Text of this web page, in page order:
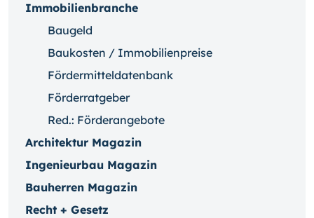
Immobilienbranche
Baugeld
Baukosten / Immobilienpreise
Fördermitteldatenbank
Förderratgeber
Red.: Förderangebote
Architektur Magazin
Ingenieurbau Magazin
Bauherren Magazin
Recht + Gesetz